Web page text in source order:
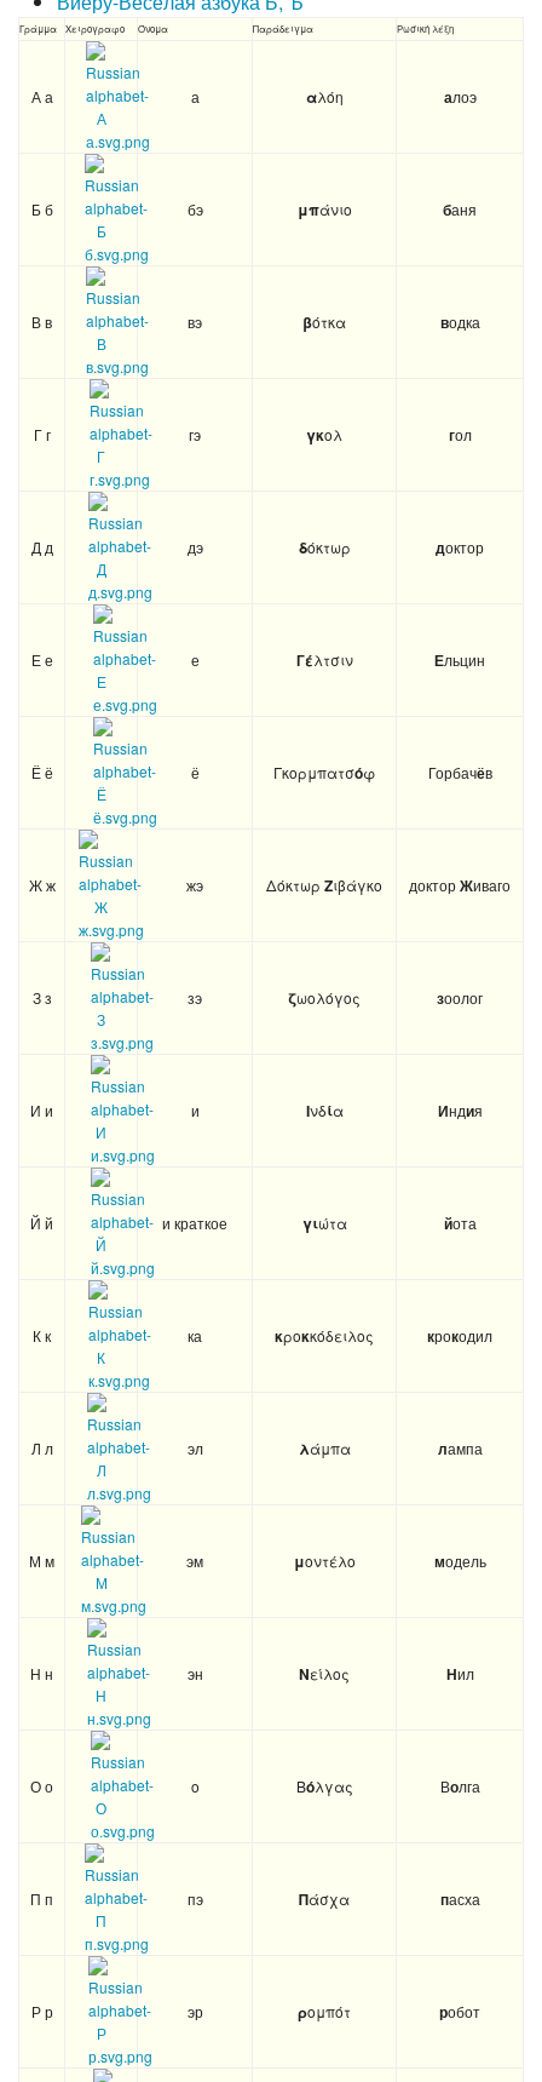
Гράμμα Χειρογραφο Όνομα Παράδειγμα Ρωσική λέξη
А а а αλόη алоэ
Б б бэ μπάνιο баня
В в вэ βότκα водка
Г г гэ γκολ гол
Д д дэ δόκτωρ доктор
Е е е Гέλτσιν Ельцин
Ё ё ё Γκορμπατσόφ Горбачёв
Ж ж жэ Δόκτωρ Zιβάγκο докторЖиваго
З з зэ ζωολόγος зоолог
И и и Iνδία Индия
Й й и краткое γιώτα йота
К к ка κροκκόδειλος крокодил
Л л эл λάμπα лампа
М м эм μοντέλο модель
Н н эн Νείλος Нил
О о o Βόλγας Волга
П п пэ Πάσχα пасха
Р р эр ρομπότ робот